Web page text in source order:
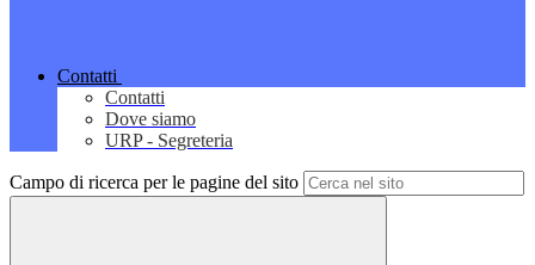
Contatti
Contatti
Dove siamo
URP - Segreteria
Campo di ricerca per le pagine del sito